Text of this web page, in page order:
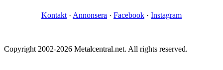
Kontakt · Annonsera · Facebook · Instagram
Copyright 2002-2026 Metalcentral.net. All rights reserved.